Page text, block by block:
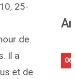
25-
de
Il a
et de